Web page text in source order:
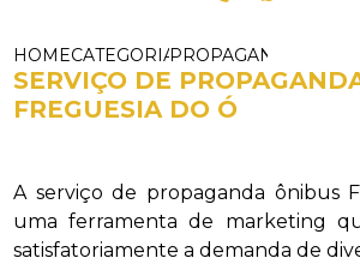
HOMECATEGORIASPROPAGANDAS EM
SERVIÇO DE
FREGUESIA DO Ó
A serviço de propaganda ônibus
uma ferramenta de marketing
satisfatoriamente a demanda de